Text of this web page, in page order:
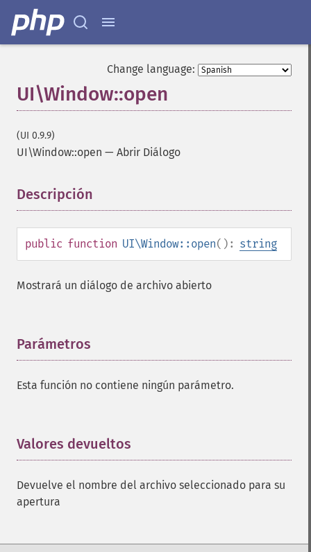
Change language:
UI\Window::open
(UI 0.9.9)
UI\Window::open — Abrir Diálogo
Descripción
public function UI\Window::open(): string
Mostrará un diálogo de archivo abierto
Parámetros
Esta función no contiene ningún parámetro.
Valores devueltos
Devuelve el nombre del archivo seleccionado para su
apertura